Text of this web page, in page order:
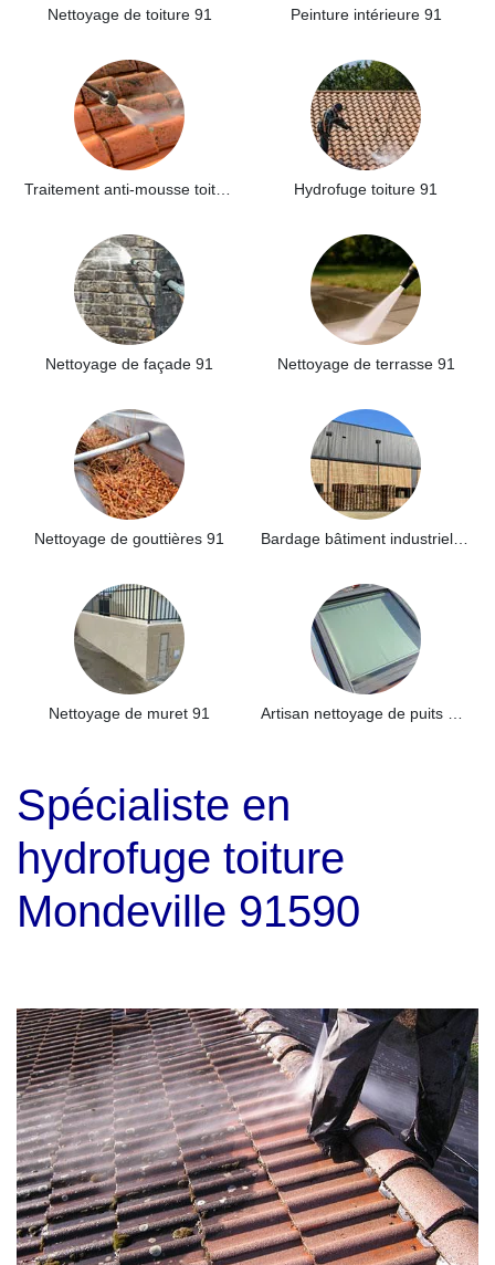
Nettoyage de toiture 91 Peinture intérieure 91
Hydrofuge toiture 91
Nettoyage de façade 91 Nettoyage de terrasse 91
Nettoyage de gouttières 91
Nettoyage de muret 91
Spécialiste en
hydrofuge toiture
Mondeville 91590